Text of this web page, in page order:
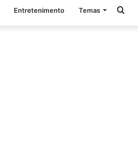
Entretenimento Temas